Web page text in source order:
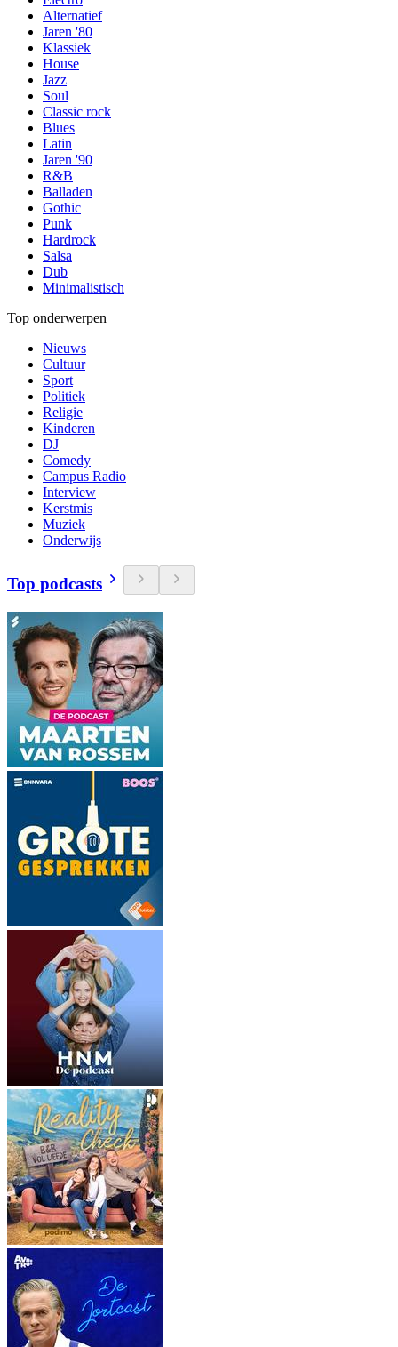
Alternatief
Jaren '80
Klassiek
House
Jazz
Soul
Classic rock
Blues
Latin
Jaren '90
R&B
Balladen
Gothic
Punk
Hardrock
Salsa
Dub
Minimalistisch
Top onderwerpen
Nieuws
Cultuur
Sport
Politiek
Religie
Kinderen
DJ
Comedy
Campus Radio
Interview
Kerstmis
Muziek
Onderwijs
Top podcasts